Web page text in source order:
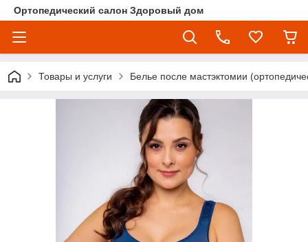
Ортопедический салон Здоровый дом
Товары и услуги Белье после мастэктомии